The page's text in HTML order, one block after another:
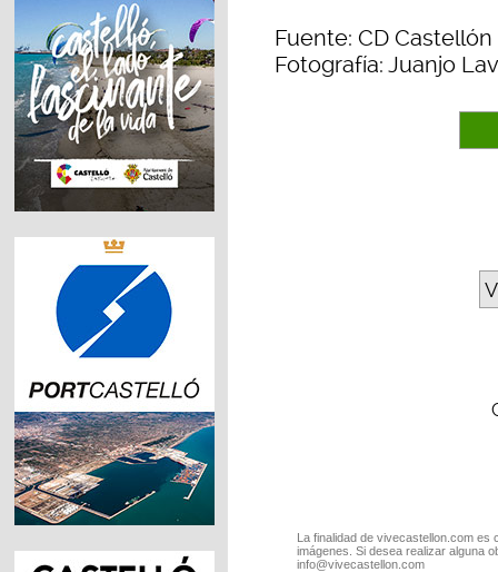
Fuente: CD Castellón
Fotografía: Juanjo
La finalidad de vivecastellon.com
imágenes. Si desea realizar alguna
info@vivecastellon.com